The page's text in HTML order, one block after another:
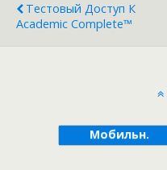
Тестовый Доступ К
Academic Complete™
Мобильн.